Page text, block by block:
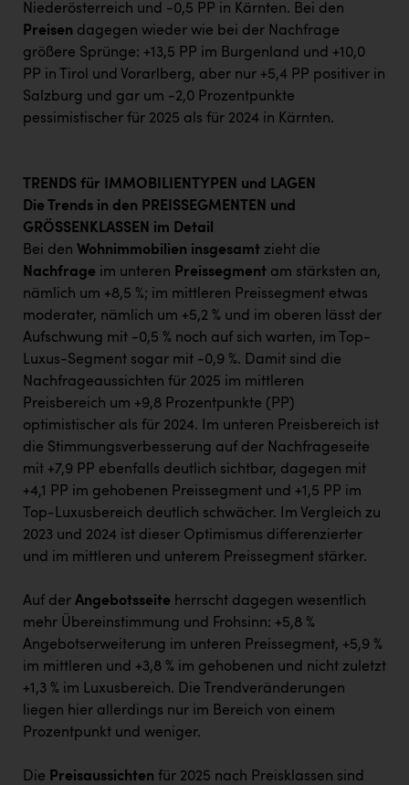
Niederösterreich und -0,5 PP in Kärnten. Bei den
Preisen dagegen wieder wie bei der Nachfrage
größere Sprünge: +13,5 PP im Burgenland und +10,0
PP in Tirol und Vorarlberg, aber nur +5,4 PP positiver in
Salzburg und gar um -2,0 Prozentpunkte
pessimistischer für 2025 als für 2024 in Kärnten.
TRENDS für IMMOBILIENTYPEN und LAGEN
Die Trends in den PREISSEGMENTEN und
GRÖSSENKLASSEN im Detail
Bei den Wohnimmobilien insgesamt zieht die
Nachfrage im unteren Preissegment am stärksten an,
nämlich um +8,5 %; im mittleren Preissegment etwas
moderater, nämlich um +5,2 % und im oberen lässt der
Aufschwung mit -0,5 % noch auf sich warten, im Top-
Luxus-Segment sogar mit -0,9 %. Damit sind die
Nachfrageaussichten für 2025 im mittleren
Preisbereich um +9,8 Prozentpunkte (PP)
optimistischer als für 2024. Im unteren Preisbereich ist
die Stimmungsverbesserung auf der Nachfrageseite
mit +7,9 PP ebenfalls deutlich sichtbar, dagegen mit
+4,1 PP im gehobenen Preissegment und +1,5 PP im
Top-Luxusbereich deutlich schwächer. Im Vergleich zu
2023 und 2024 ist dieser Optimismus differenzierter
und im mittleren und unterem Preissegment stärker.
Auf der Angebotsseite herrscht dagegen wesentlich
mehr Übereinstimmung und Frohsinn: +5,8 %
Angebotserweiterung im unteren Preissegment, +5,9 %
im mittleren und +3,8 % im gehobenen und nicht zuletzt
+1,3 % im Luxusbereich. Die Trendveränderungen
liegen hier allerdings nur im Bereich von einem
Prozentpunkt und weniger.
Die Preisaussichten für 2025 nach Preisklassen sind